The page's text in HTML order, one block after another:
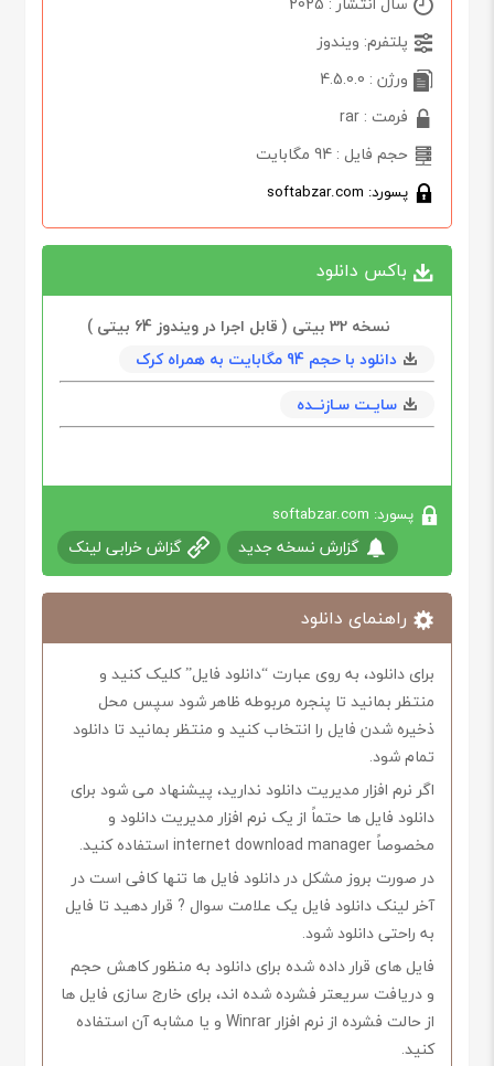
پلتفرم: ویندوز
ورژن : 4.5.0.0
فرمت : rar
حجم فایل : 94 مگابایت
پسورد: softabzar.com
باکس دانلود
نسخه 32 بیتی ( قابل اجرا در و‌یندوز 64 بیتی )
دانلود با حجم 94 مگابايت به همراه کرک
سایـت سـازنــده
پسورد: softabzar.com
گزارش نسخه جدید گزاش خرابی لینک
راهنمای دانلود
برای دانلود، به روی عبارت “دانلود فایل” کلیک کنید و
منتظر بمانید تا پنجره مربوطه ظاهر شود سپس محل
ذخیره شدن فایل را انتخاب کنید و منتظر بمانید تا دانلود
تمام شود.
اگر نرم افزار مدیریت دانلود ندارید، پیشنهاد می شود برای
دانلود فایل ها حتماً از یک نرم افزار مدیریت دانلود و
مخصوصاً internet download manager استفاده کنید.
در صورت بروز مشکل در دانلود فایل ها تنها کافی است در
آخر لینک دانلود فایل یک علامت سوال ? قرار دهید تا فایل
به راحتی دانلود شود.
فایل های قرار داده شده برای دانلود به منظور کاهش حجم
و دریافت سریعتر فشرده شده اند، برای خارج سازی فایل ها
از حالت فشرده از نرم افزار Winrar و یا مشابه آن استفاده
کنید.